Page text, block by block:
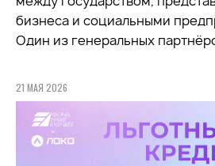
бизнеса и социальными
Один из генеральных
21 МАЯ 2026